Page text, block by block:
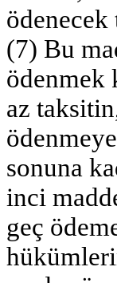
(7) Bu
ödenmek
az
sonuna
inci
geç